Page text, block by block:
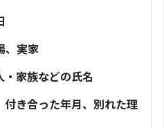
、実家
・家族などの氏名
付き合った年月、別れた理